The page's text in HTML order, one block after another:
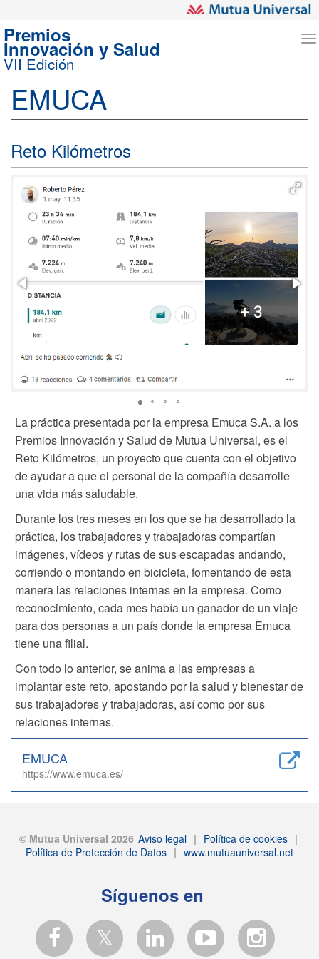
Premios
Innovación y Salud
VII Edición
EMUCA
Reto Kilómetros
La práctica presentada por la empresa Emuca S.A. a los
Premios Innovación y Salud de Mutua Universal, es el
Reto Kilómetros, un proyecto que cuenta con el objetivo
de ayudar a que el personal de la compañía desarrolle
una vida más saludable.
Durante los tres meses en los que se ha desarrollado la
práctica, los trabajadores y trabajadoras compartían
imágenes, vídeos y rutas de sus escapadas andando,
corriendo o montando en bicicleta, fomentando de esta
manera las relaciones internas en la empresa. Como
reconocimiento, cada mes había un ganador de un viaje
para dos personas a un país donde la empresa Emuca
tiene una filial.
Con todo lo anterior, se anima a las empresas a
implantar este reto, apostando por la salud y bienestar de
sus trabajadores y trabajadoras, así como por sus
relaciones internas.
EMUCA
https://www.emuca.es/
© Mutua Universal 2026 Aviso legal | Política de cookies |
Política de Protección de Datos | www.mutuauniversal.net
Síguenos en
𝕏